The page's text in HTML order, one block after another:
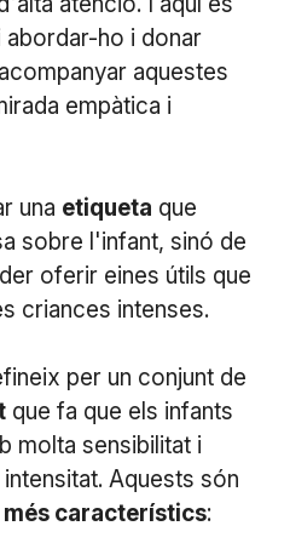
ho i donar
aquestes
empàtica i
una etiqueta que
sobre l'infant, sinó de
oferir eines útils que
criances intenses.
per un conjunt de
que fa que els infants
molta sensibilitat i
Aquests són
més característics: